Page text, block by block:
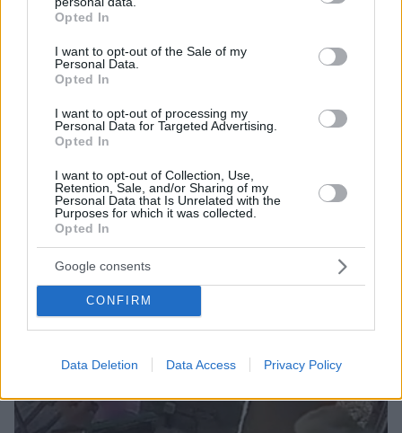
grant or deny consent to Google and its third-party tags to
use your data for below specified purposes in below Google
consent section.
Opted In
I want to opt-out of the Sale of my
Personal Data.
Opted In
I want to opt-out of processing my
Personal Data for Targeted Advertising.
Opted In
I want to opt-out of Collection, Use,
Retention, Sale, and/or Sharing of my
Personal Data that Is Unrelated with the
Purposes for which it was collected.
Opted In
Google consents
CONFIRM
Data Deletion Data Access Privacy Policy
Παλαιό Φάληρο, εκκενώθηκε προληπτικά πολυκατοικία
Εντυπωσιάζει με την εμφάνισή της η σύζυγος του Τζέντι
Όσμαν στις διακοπές τους στην Τουρκία, βίντεο
Φωτιά στη Σητεία στην περιοχή Αχλάδια, κοντά σε
πάρκο με ανεμογεννήτριες, πνέουν ισχυροί άνεμοι στην
ΔΕΙΤΕ ΟΛΕΣ ΤΙΣ ΕΙΔΗΣΕΙΣ
ΤΑ ΠΙΟ ΔΗΜΟΦΙΛΗ